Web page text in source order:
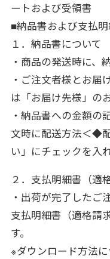
ートおよび受領書
■納品書および支払
１．納品書について
・商品の発送時に、
・ご注文者様とお届
は「お届け先様」の
・納品書への金額の
文時に配送方法＜◆
い」にチェックを入
２．支払明細書（適
・出荷が完了したご
支払明細書（適格請
す。
※ダウンロード方法に